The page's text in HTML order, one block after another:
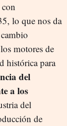
lo que nos da
motores de
histórica para
del
a los
del
de